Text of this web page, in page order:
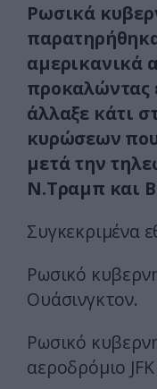
Ρωσικά
αμερικανικά
προκαλώντας
άλλαξε κάτι
κυρώσεων
μετά την
Ν.Τραμπ και
Συγκεκριμένα
Ρωσικό
Ουάσινγκτον.
Ρωσικό
αεροδρόμιο